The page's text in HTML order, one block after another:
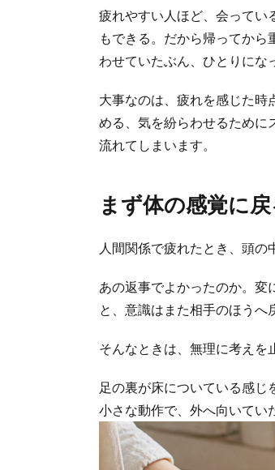
疲れやすい人ほど、会ってい
もできる。だから帰ってか
わせていたぶん、ひとりにな
大事なのは、疲れを感じた時
める、気を紛らわせるために
流れてしまいます。
まず体の感覚に戻
人間関係で疲れたとき、頭の
あの返事でよかったのか。変
と、意識はまた相手のほうへ
そんなときは、無理に考えを
足の裏が床についている感じ
小さな動作で、外へ向いてい